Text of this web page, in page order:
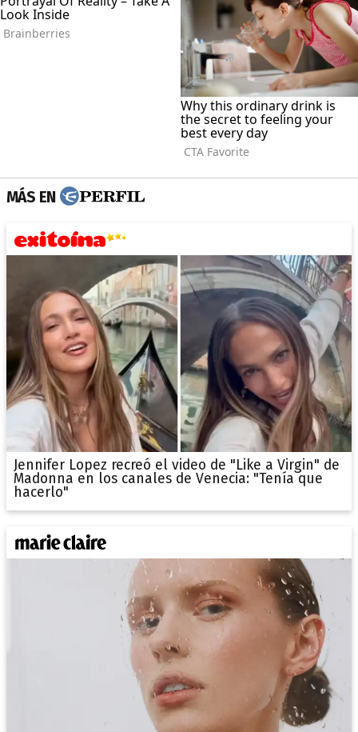
MÁS EN
Jennifer Lopez recreó el video de "Like a Virgin" de
Madonna en los canales de Venecia: "Tenía que
hacerlo"